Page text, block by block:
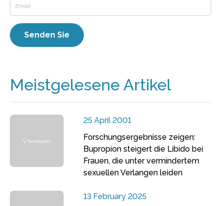
Meistgelesene Artikel
25 April 2001
Forschungsergebnisse zeigen:
Bupropion steigert die Libido bei
Frauen, die unter vermindertem
sexuellen Verlangen leiden
13 February 2025